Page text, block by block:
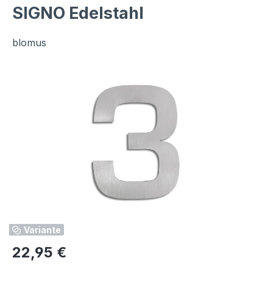
SIGNO Edelstahl
blomus
Variante
Regulärer Preis:
22,95 €